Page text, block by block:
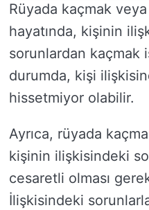
Rüyada kaçmak
hayatında, kişinin
sorunlardan kaçmak
durumda, kişi
hissetmiyor olabilir.
Ayrıca, rüyada
kişinin ilişkisindeki
cesaretli olması
İlişkisindeki